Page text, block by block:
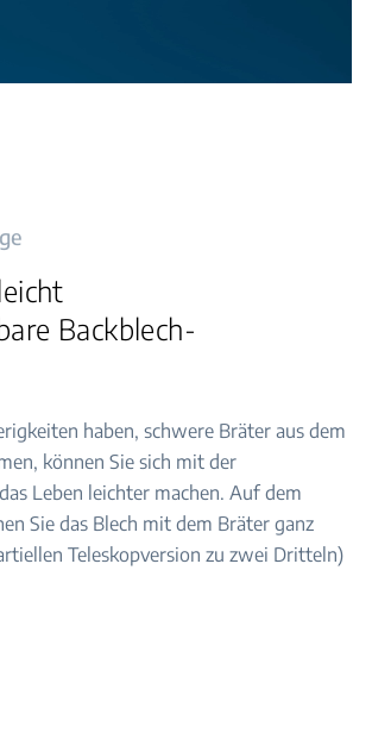
Backblech-
haben, schwere Bräter aus dem
können Sie sich mit der
Leben leichter machen. Auf dem
Sie das Blech mit dem Bräter ganz
Teleskopversion zu zwei Dritteln)